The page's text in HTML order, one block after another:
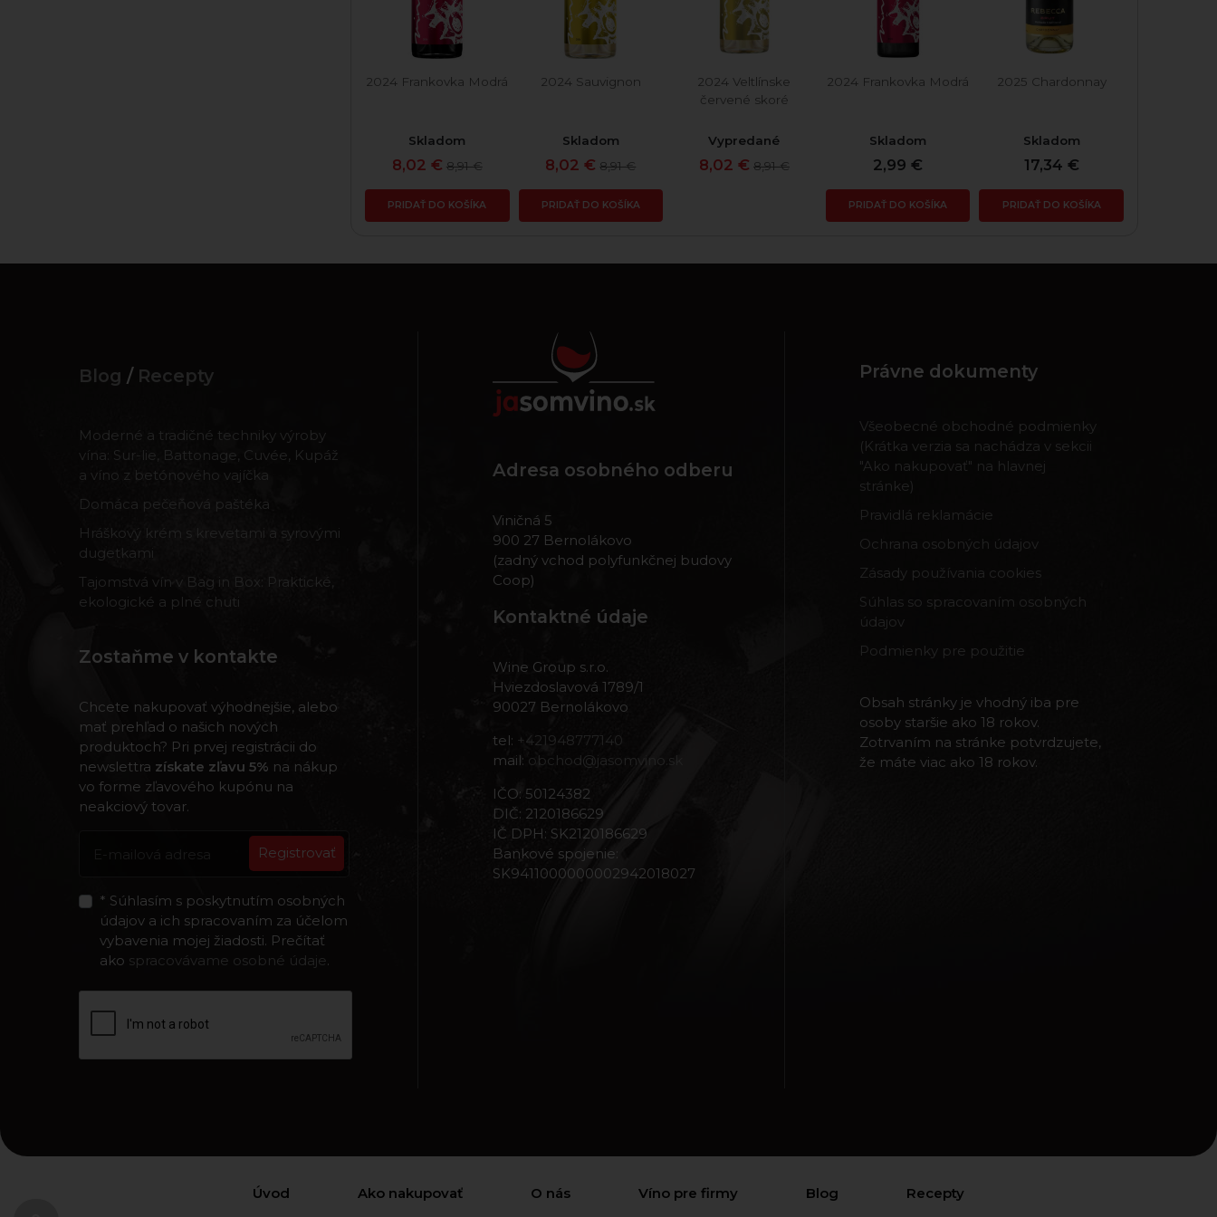
2024 Frankovka Modrá
Skladom
8,02 € 8,91 €
PRIDAŤ DO KOŠÍKA
2024 Sauvignon
Skladom
8,02 € 8,91 €
PRIDAŤ DO KOŠÍKA
2024 Veltlínske
červené skoré
Vypredané
8,02 € 8,91 €
2024 Frankovka Modrá
Skladom
2,99 €
PRIDAŤ DO KOŠÍKA
2025 Chardonnay
Skladom
17,34 €
PRIDAŤ DO KOŠÍKA
Blog / Recepty
Moderné a tradičné techniky výroby
vína: Sur-lie, Battonage, Cuvée, Kupáž
a víno z betónového vajíčka
Domáca pečeňová paštéka
Hráškový krém s krevetami a syrovými
dugetkami
Tajomstvá vín v Bag in Box: Praktické,
ekologické a plné chuti
Zostaňme v kontakte
Chcete nakupovať výhodnejšie, alebo
mať prehľad o našich nových
produktoch? Pri prvej registrácii do
newslettra získate zľavu 5% na nákup
vo forme zľavového kupónu na
neakciový tovar.
Registrovať
* Súhlasím s poskytnutím osobných
údajov a ich spracovaním za účelom
vybavenia mojej žiadosti. Prečítať
ako spracovávame osobné údaje.
Adresa osobného odberu
Viničná 5
900 27 Bernolákovo
(zadný vchod polyfunkčnej budovy
Coop)
Kontaktné údaje
Wine Group s.r.o.
Hviezdoslavová 1789/1
90027 Bernolákovo
tel: +421948777140
mail: obchod@jasomvino.sk
IČO: 50124382
DIČ: 2120186629
IČ DPH: SK2120186629
Bankové spojenie:
SK9411000000002942018027
Právne dokumenty
Všeobecné obchodné podmienky
(Krátka verzia sa nachádza v sekcii
"Ako nakupovať" na hlavnej
stránke)
Pravidlá reklamácie
Ochrana osobných údajov
Zásady používania cookies
Súhlas so spracovaním osobných
údajov
Podmienky pre použitie
Obsah stránky je vhodný iba pre
osoby staršie ako 18 rokov.
Zotrvaním na stránke potvrdzujete,
že máte viac ako 18 rokov.
Úvod Ako nakupovať O nás Víno pre firmy Blog Recepty